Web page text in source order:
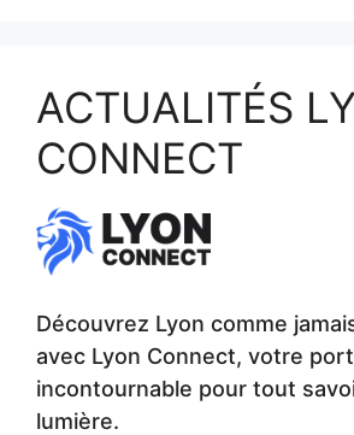
ACTUALITÉS
CONNECT
Découvrez Lyon comme
avec Lyon Connect, votre
incontournable pour tout
lumière.